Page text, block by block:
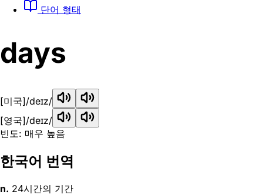
단어 형태
days
[미국]/deɪz/
[영국]/deɪz/
빈도: 매우 높음
한국어 번역
n. 24시간의 기간